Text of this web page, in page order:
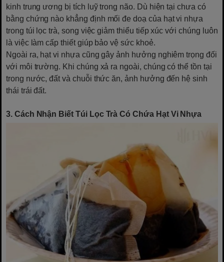
kinh trung ương bị tích luỹ trong não. Dù hiện tại chưa có
bằng chứng nào khẳng định mối đe doạ của hạt vi nhựa
trong túi lọc trà, song việc giảm thiểu tiếp xúc với chúng luôn
là việc làm cấp thiết giúp bảo vệ sức khoẻ.
Ngoài ra, hạt vi nhựa cũng gây ảnh hưởng nghiêm trọng đối
với môi trường. Khi chúng xả ra ngoài, chúng có thể tồn tại
trong nước, đất và chuỗi thức ăn, ảnh hưởng đến hệ sinh
thái trái đất.
3. Cách Nhận Biết Túi Lọc Trà Có Chứa Hạt Vi Nhựa